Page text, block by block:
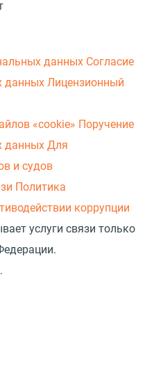
данных Согласие
данных Лицензионный
«cookie» Поручение
данных Для
и судов
Политика
коррупции
услуги связи только